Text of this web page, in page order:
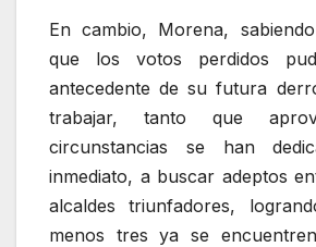
En cambio, Morena,
que los votos perdidos
antecedente de su futura
trabajar, tanto que
circunstancias se han
inmediato, a buscar adeptos
alcaldes triunfadores,
menos tres ya se